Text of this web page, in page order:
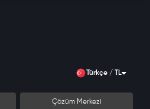
Türkçe / TL
Çözüm Merkezi